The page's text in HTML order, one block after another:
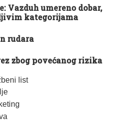
list
Vazduh umereno dobar,
kategorijama
rudara
zbog povećanog rizika